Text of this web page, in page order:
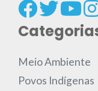
Meio Ambiente
Povos Indígenas